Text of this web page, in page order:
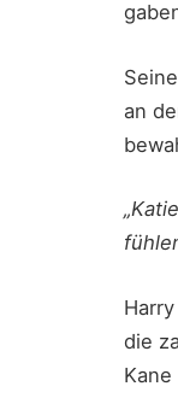
an
die